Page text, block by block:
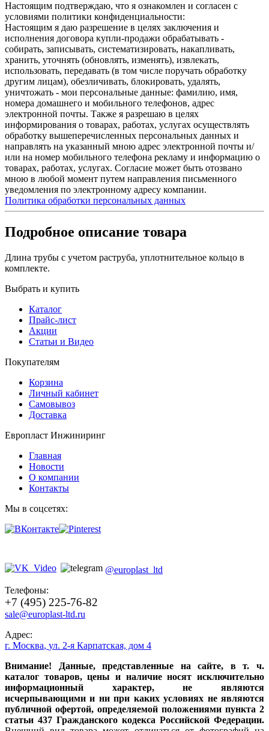
Настоящим подтверждаю, что я ознакомлен и согласен с
условиями политики конфиденциальности:
Настоящим я даю разрешение в целях заключения и
исполнения договора купли-продажи обрабатывать -
собирать, записывать, систематизировать, накапливать,
хранить, уточнять (обновлять, изменять), извлекать,
использовать, передавать (в том числе поручать обработку
другим лицам), обезличивать, блокировать, удалять,
уничтожать - мои персональные данные: фамилию, имя,
номера домашнего и мобильного телефонов, адрес
электронной почты. Также я разрешаю в целях
информирования о товарах, работах, услугах осуществлять
обработку вышеперечисленных персональных данных и
направлять на указанный мною адрес электронной почты и/
или на номер мобильного телефона рекламу и информацию о
товарах, работах, услугах. Согласие может быть отозвано
мною в любой момент путем направления письменного
уведомления по электронному адресу компании.
Политика обработки персональных данных
Подробное описание товара
Длина трубы с учетом раструба, уплотнительное кольцо в
комплекте.
Выбрать и купить
Каталог
Прайс-лист
Акции
Статьи и Видео
Покупателям
Корзина
Личный кабинет
Самовывоз
Доставка
Европласт Инжиниринг
Главная
Новости
О компании
Контакты
Мы в соцсетях:
@europlast_ltd
Телефоны:
+7 (495) 225-76-82
sale@europlast-ltd.ru
Адрес:
г. Москва, ул. 2-я Карпатская, дом 4
Внимание! Данные, представленные на сайте, в т. ч.
каталог товаров, цены и наличие носят исключительно
информационный характер, не являются
исчерпывающими и ни при каких условиях не являются
публичной офертой, определяемой положениями пункта 2
статьи 437 Гражданского кодекса Российской Федерации.